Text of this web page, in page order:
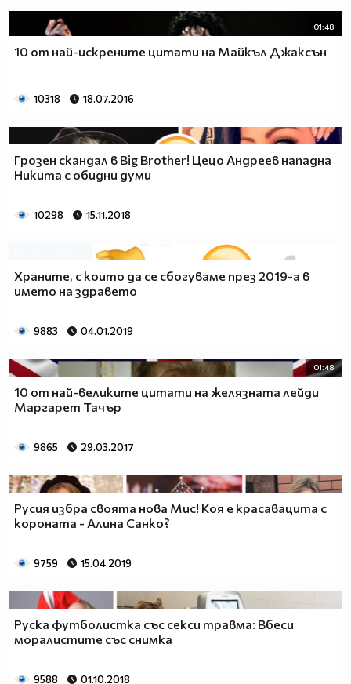
01:48
10 от най-искрените цитати на Майкъл Джаксън
10318 18.07.2016
Грозен скандал в Big Brother! Цецо Андреев нападна
Никита с обидни думи
10298 15.11.2018
Храните, с които да се сбогуваме през 2019-а в
името на здравето
9883 04.01.2019
01:48
10 от най-великите цитати на желязната лейди
Маргарет Тачър
9865 29.03.2017
Русия избра своята нова Мис! Коя е красавацита с
короната - Алина Санко?
9759 15.04.2019
Руска футболистка със секси травма: Вбеси
моралистите със снимка
9588 01.10.2018